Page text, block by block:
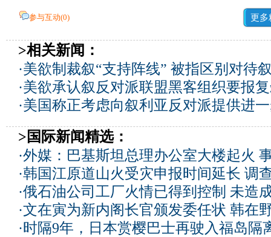
参与互动(0) 更多
>相关新闻：
·美欲制裁叙“支持阵线” 被指区别对待
·美欲承认叙反对派联盟黑客组织要报
·美国称正考虑向叙利亚反对派提供进
>国际新闻精选：
·外媒：巴基斯坦总理办公室大楼起火
·韩国江原道山火受灾申报时间延长 调
·俄石油公司工厂火情已得到控制 未造
·文在寅为新内阁长官颁发委任状 韩在
·时隔9年，日本赏樱巴士再驶入福岛隔